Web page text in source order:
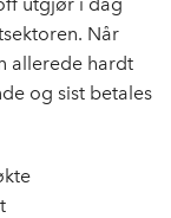
o
n
Når
allerede hardt
og sist betales